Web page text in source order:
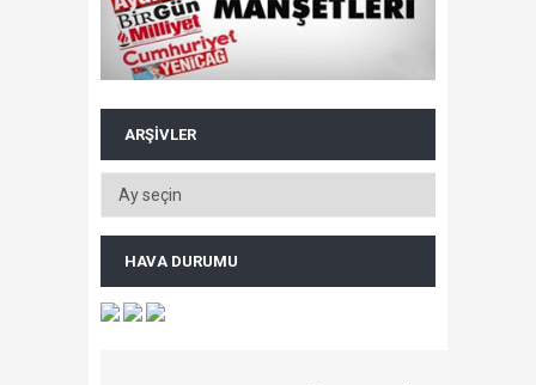
ARŞIVLER
HAVA DURUMU